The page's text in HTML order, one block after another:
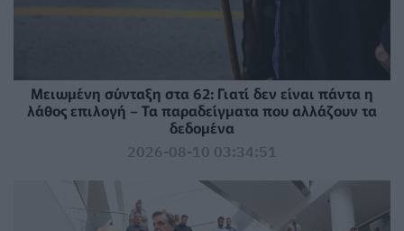
Μειωμένη σύνταξη στα 62: Γιατί δεν είναι πάντα η
λάθος επιλογή – Τα παραδείγματα που αλλάζουν τα
δεδομένα
2026-08-10 03:34:51